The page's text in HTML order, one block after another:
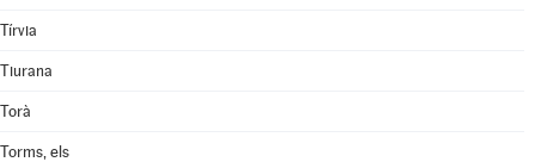
Tírvia
Tiurana
Torà
Torms, els